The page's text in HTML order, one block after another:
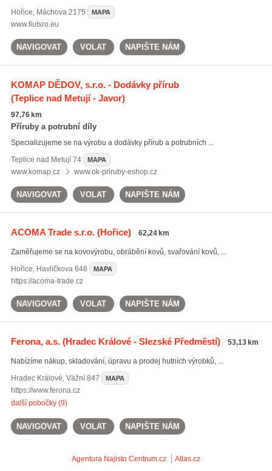
Hořice, Máchova 2175 MAPA
www.fiutsro.eu
NAVIGOVAT VOLAT NAPIŠTE NÁM
KOMAP DĚDOV, s.r.o. - Dodávky přírub
(Teplice nad Metují - Javor)
97,76 km
Příruby a potrubní díly
Specializujeme se na výrobu a dodávky přírub a potrubních ...
Teplice nad Metují74 MAPA
www.komap.cz www.ok-priruby-eshop.cz
NAVIGOVAT VOLAT NAPIŠTE NÁM
ACOMA Trade s.r.o.(Hořice) 62,24 km
Zaměřujeme se na kovovýrobu, obrábění kovů, svařování kovů, ...
Hořice, Havlíčkova 648 MAPA
https://acoma-trade.cz
NAVIGOVAT VOLAT NAPIŠTE NÁM
Ferona, a.s.(Hradec Králové - Slezské Předměstí) 53,13 km
Nabízíme nákup, skladování, úpravu a prodej hutních výrobků, ...
Hradec Králové, Vážní 847 MAPA
https://www.ferona.cz
další pobočky (9)
NAVIGOVAT VOLAT NAPIŠTE NÁM
Agentura Najisto Centrum.cz Atlas.cz